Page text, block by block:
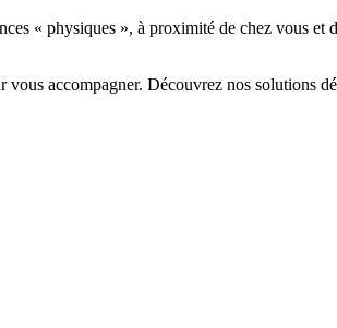
« physiques », à proximité de chez vous et
accompagner. Découvrez nos solutions